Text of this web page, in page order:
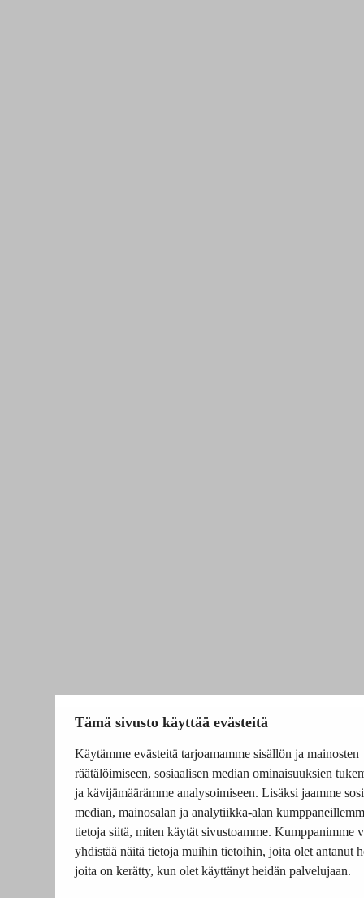
Tämä sivusto käyttää evästeitä
Käytämme evästeitä tarjoamamme sisällön ja mainosten
räätälöimiseen, sosiaalisen median ominaisuuksien
ja kävijämäärämme analysoimiseen. Lisäksi jaamme
median, mainosalan ja analytiikka-alan
tietoja siitä, miten käytät sivustoamme. Kumppanimme
yhdistää näitä tietoja muihin tietoihin, joita olet antanut
joita on kerätty, kun olet käyttänyt heidän palvelujaan.